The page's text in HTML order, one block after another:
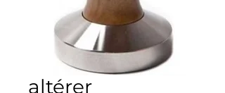
altérer